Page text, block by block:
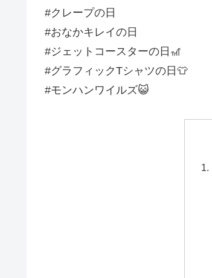
#クレープの日
#おなかキレイの日
#ジェットコースターの日🎢
#グラフィックTシャツの日👕
#モンハンワイルズ😺